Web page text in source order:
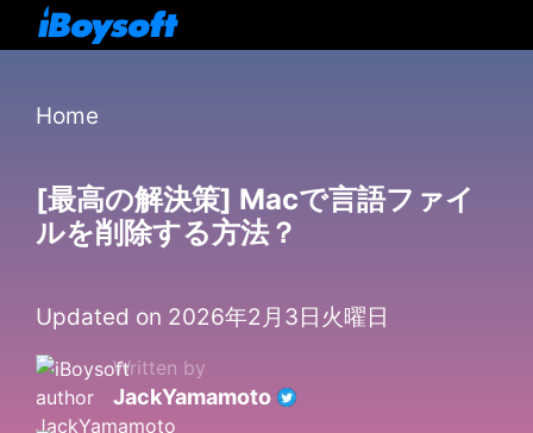
Home
[最高の解決策] Macで言語ファイ
ルを削除する方法？
Updated on 2026年2月3日火曜日
Written by
JackYamamoto